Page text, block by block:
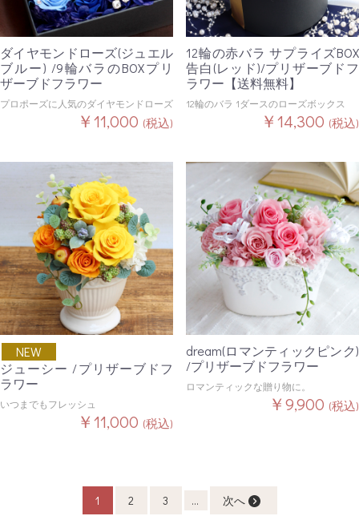
ダイヤモンドローズ(ジュエル
ブルー) /9輪バラのBOXプリ
ザーブドフラワー
プロポーズに人気のダイヤモンドローズ
￥11,000 (税込)
12輪の赤バラ サプライズBOX
告白(レッド)/プリザーブドフ
ラワー【送料無料】
12輪のバラ 1ダースのローズボックス
￥14,300 (税込)
NEW
ジューシー /プリザーブドフ
ラワー
いつまでもフレッシュ
￥11,000 (税込)
dream(ロマンティックピンク)
/プリザーブドフラワー
ロマンティックな贈り物に。
￥9,900 (税込)
1 2 3 ... 次へ